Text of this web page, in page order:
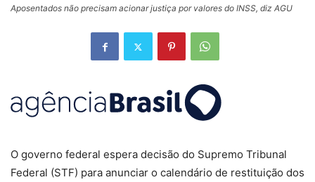
Aposentados não precisam acionar justiça por valores do INSS, diz AGU
O governo federal espera decisão do Supremo Tribunal
Federal (STF) para anunciar o calendário de restituição dos